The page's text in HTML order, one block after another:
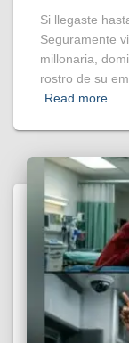
Si llegaste
Seguramente
millonaria,
rostro de su
Read more